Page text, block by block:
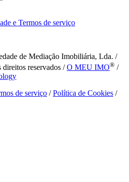
e Termos de serviço
de Mediação Imobiliária, Lda. /
reservados /O MEU IMO® /
de serviço /Política de Cookies /